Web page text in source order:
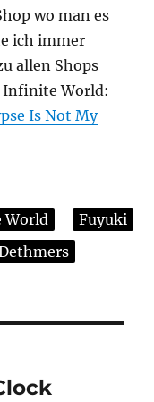
wo man es
ich immer
allen Shops
Infinite World:
Is Not My
World
Fuyuki